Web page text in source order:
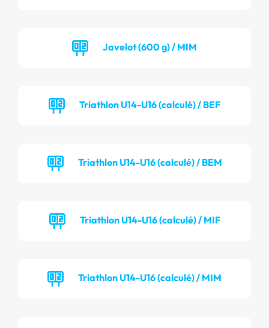
Javelot (600 g) / MIM
Triathlon U14-U16 (calculé) / BEF
Triathlon U14-U16 (calculé) / BEM
Triathlon U14-U16 (calculé) / MIF
Triathlon U14-U16 (calculé) / MIM